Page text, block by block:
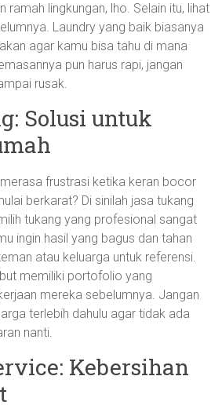
ramah lingkungan, lho. Selain itu, lihat
Laundry yang baik biasanya
agar kamu bisa tahu di mana
pun harus rapi, jangan
rusak.
Solusi untuk
frustrasi ketika keran bocor
berkarat? Di sinilah jasa tukang
tukang yang profesional sangat
ingin hasil yang bagus dan tahan
atau keluarga untuk referensi.
memiliki portofolio yang
mereka sebelumnya. Jangan
terlebih dahulu agar tidak ada
nanti.
Kebersihan